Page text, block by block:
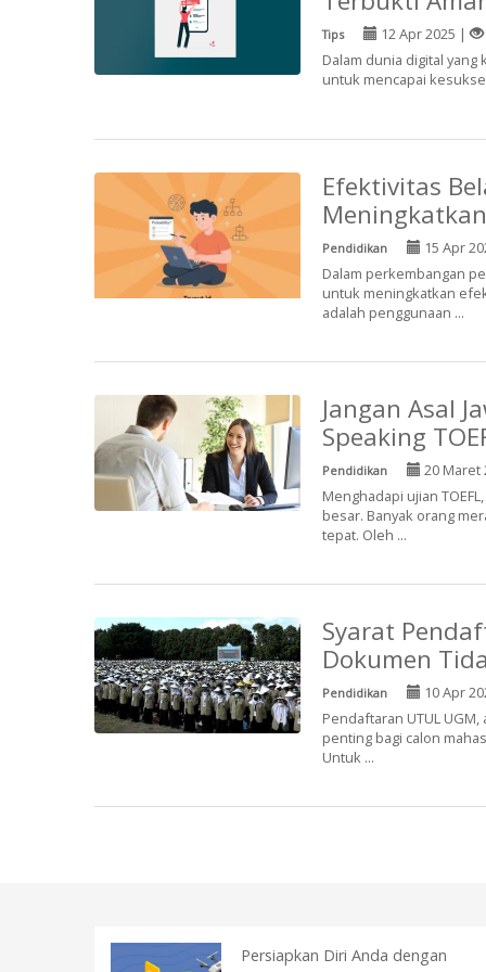
Tips 12 Apr 2025 |
Dalam dunia digital
untuk mencapai
Efektivitas
Pendidikan
15 Apr
Dalam perkembangan
untuk meningkatkan
adalah penggunaan ...
Jangan Asal
Speaking
Pendidikan
20
Menghadapi ujian
besar. Banyak orang
tepat. Oleh ...
Syarat
Dokumen
Pendidikan
10 Apr
Pendaftaran UTUL
penting bagi calon
Untuk ...
Persiapkan Diri Anda dengan